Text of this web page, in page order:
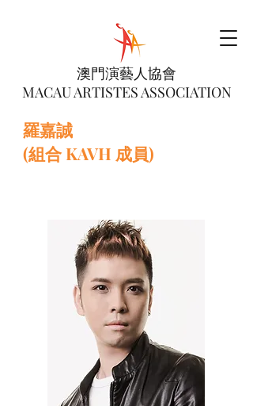
澳門演藝人協會
MACAU ARTISTES ASSOCIATION
羅嘉誠
(組合 KAVH 成員)